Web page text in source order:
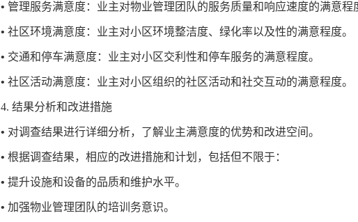
• 管理服务满意度：业主对物业管理团队的服务质量和响应速度的满意程
• 社区环境满意度：业主对小区环境整洁度、绿化率以及性的满意程度。
• 交通和停车满意度：业主对小区交利性和停车服务的满意程度。
• 社区活动满意度：业主对小区组织的社区活动和社交互动的满意程度。
4. 结果分析和改进措施
• 对调查结果进行详细分析，了解业主满意度的优势和改进空间。
• 根据调查结果，相应的改进措施和计划，包括但不限于：
• 提升设施和设备的品质和维护水平。
• 加强物业管理团队的培训务意识。